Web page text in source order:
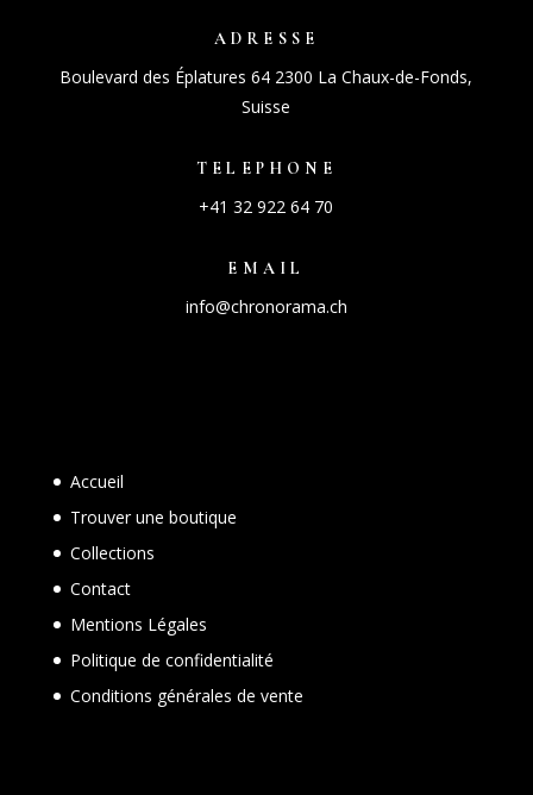
ADRESSE
Boulevard des Éplatures 64 2300 La Chaux-de-Fonds,
Suisse
TELEPHONE
+41 32 922 64 70
EMAIL
info@chronorama.ch
Accueil
Trouver une boutique
Collections
Contact
Mentions Légales
Politique de confidentialité
Conditions générales de vente